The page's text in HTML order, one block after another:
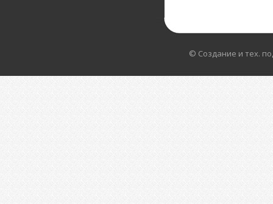
© Создание и тех.